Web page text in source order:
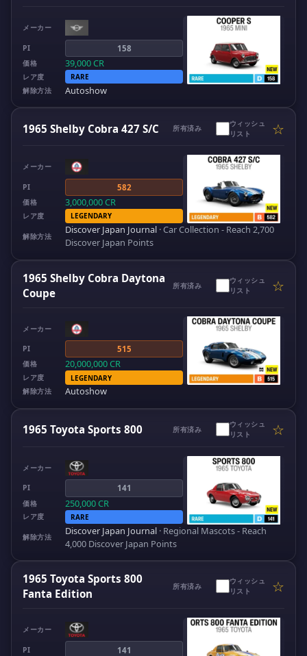
メーカー
PI 158
価格 39,000CR
レア度
RARE
解除方法
Autoshow
1965 Shelby Cobra 427 S/C 所有済み
ウィッシュ
リスト
☆
メーカー
PI 582
価格 3,000,000CR
レア度 LEGENDARY
解除方法
Discover Japan Journal ·Car Collection - Reach 2,700
Discover Japan Points
1965 Shelby Cobra Daytona
Coupe
所有済み
ウィッシュ
リスト
☆
メーカー
PI 515
価格 20,000,000CR
レア度
LEGENDARY
解除方法
Autoshow
1965 Toyota Sports 800 所有済み
ウィッシュ
リスト
☆
メーカー
PI 141
価格 250,000CR
レア度 RARE
解除方法
Discover Japan Journal · Regional Mascots - Reach
4,000 Discover Japan Points
1965 Toyota Sports 800
Fanta Edition
所有済み
ウィッシュ
リスト
☆
メーカー
PI 141